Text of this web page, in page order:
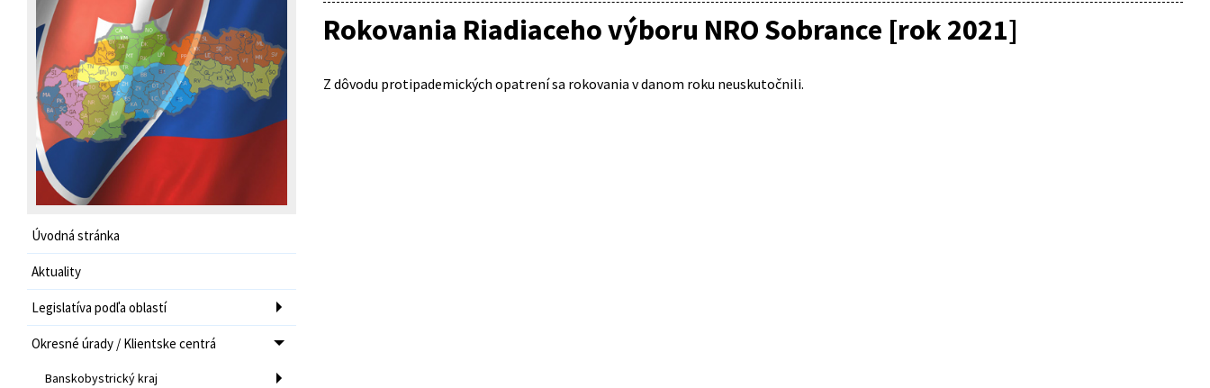
Úvodná stránka
Aktuality
Legislatíva podľa oblastí
Okresné úrady / Klientske centrá
Banskobystrický kraj
Rokovania Riadiaceho výboru NRO Sobrance [rok 2021]
Z dôvodu protipademických opatrení sa rokovania v danom roku neuskutočnili.